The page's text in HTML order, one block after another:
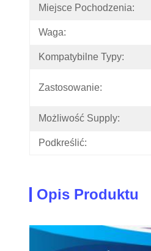
Miejsce Pochodzenia:
Waga:
Kompatybilne Typy:
Zastosowanie:
Możliwość Supply:
Podkreślić:
Opis Produktu